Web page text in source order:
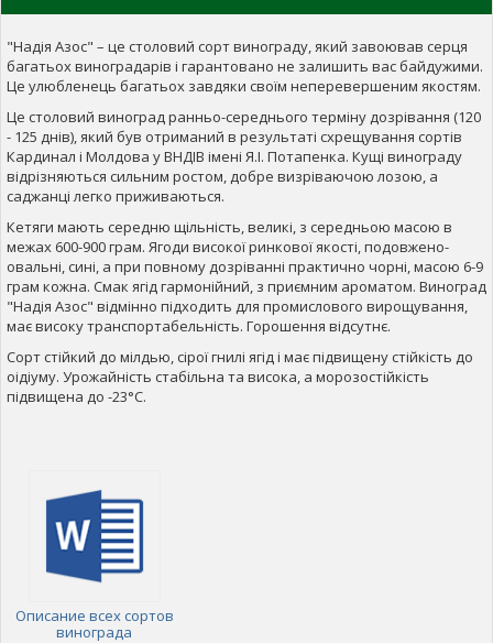
"Надія Азос" – це столовий сорт винограду, який завоював серця
багатьох виноградарів і гарантовано не залишить вас байдужими.
Це улюбленець багатьох завдяки своїм неперевершеним якостям.
Це столовий виноград ранньо-середнього терміну дозрівання (120
- 125 днів), який був отриманий в результаті схрещування сортів
Кардинал і Молдова у ВНДІВ імені Я.І. Потапенка. Кущі винограду
відрізняються сильним ростом, добре визріваючою лозою, а
саджанці легко приживаються.
Кетяги мають середню щільність, великі, з середньою масою в
межах 600-900 грам. Ягоди високої ринкової якості, подовжено-
овальні, сині, а при повному дозріванні практично чорні, масою 6-9
грам кожна. Смак ягід гармонійний, з приємним ароматом. Виноград
"Надія Азос" відмінно підходить для промислового вирощування,
має високу транспортабельність. Горошення відсутнє.
Сорт стійкий до мілдью, сірої гнилі ягід і має підвищену стійкість до
оідіуму. Урожайність стабільна та висока, а морозостійкість
підвищена до -23°C.
Описание всех сортов
винограда